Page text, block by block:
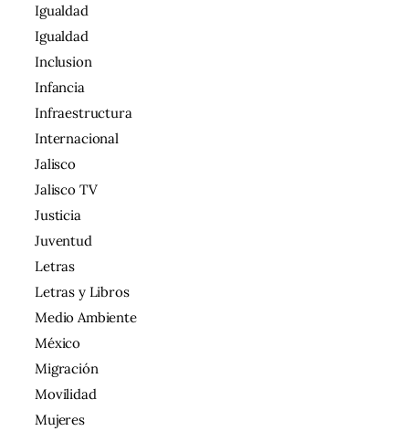
Igualdad
Igualdad
Inclusion
Infancia
Infraestructura
Internacional
Jalisco
Jalisco TV
Justicia
Juventud
Letras
Letras y Libros
Medio Ambiente
México
Migración
Movilidad
Mujeres